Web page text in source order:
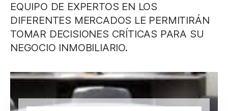
EQUIPO DE EXPERTOS EN LOS
DIFERENTES MERCADOS LE PERMITIRÁN
TOMAR DECISIONES CRÍTICAS PARA SU
NEGOCIO INMOBILIARIO.